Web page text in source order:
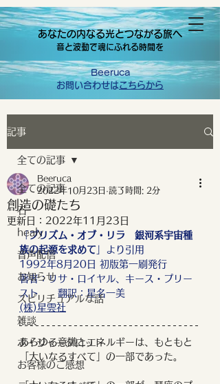
あなたの内なる光とつながる旅へ
音と波動で魂にふれる時間を
Beeruca
お問い合わせはこちらから
記事
全ての記事
石
healy
音声配信
お知らせ
スピリチュアルな話
雑談
ボイジャータロット
お客様のご感想
全ての記事
創造の礎たち
Beeruca
2022年10月23日 読了時間: 2分
更新日： 2022年11月23日
「プリズム・オブ・リラ　銀河系宇宙種
族の起源を求めて 」より引用
1992年8月20日 初版第一刷発行
著者：リサ・ロイヤル、キース・プリー
スト　　翻訳：星名一美
(株)星雲社
あらゆる意識とエネルギーは、もともと
「大いなるすべて」の一部であった。